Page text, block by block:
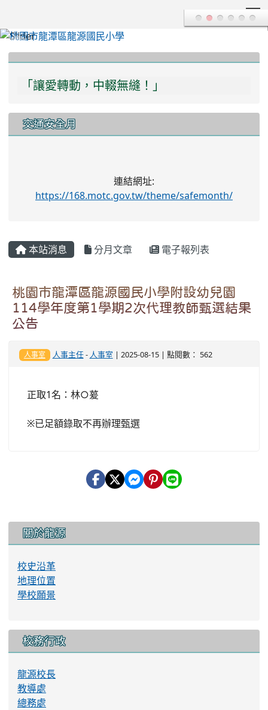
「讓愛轉動，中輟無縫！」
交通安全月
連結網址:
https://168.motc.gov.tw/theme/safemonth/
本站消息 分月文章 電子報列表
桃園市龍潭區龍源國民小學附設幼兒園
114學年度第1學期2次代理教師甄選結果
公告
人事室 人事主任- 人事室 | 2025-08-15 | 點閱數： 562
正取1名：林○萲
※已足額錄取不再辦理甄選
關於龍源
校史沿革
地理位置
學校願景
校務行政
龍源校長
教導處
總務處